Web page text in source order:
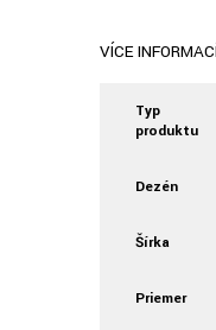
VÍCE
Typ
produktu
Dezén
Šírka
Priemer